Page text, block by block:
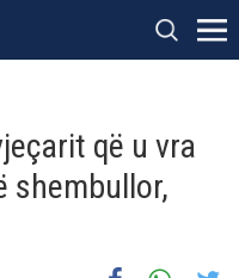
që u vra
shembullor,